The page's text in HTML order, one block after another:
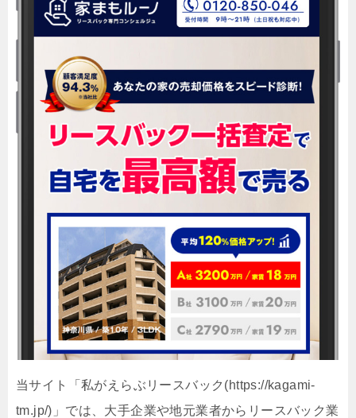
当サイト「私がえらぶリースバック(https://kagami-
tm.jp/)」では、大手企業や地元業者からリースバック業